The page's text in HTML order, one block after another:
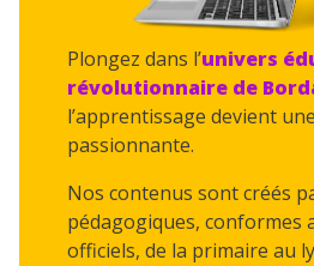
Plongez dans l’univers
révolutionnaire de
l’apprentissage devient
passionnante.
Nos contenus sont créés
pédagogiques, conformes
officiels, de la primaire au